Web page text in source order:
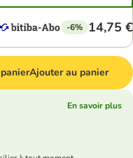
-6% 14,75 €
Ajouter au panier
En savoir plus